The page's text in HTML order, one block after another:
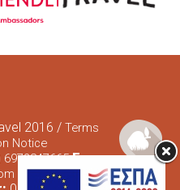
2016 /Terms
Notice
6972847665 E: